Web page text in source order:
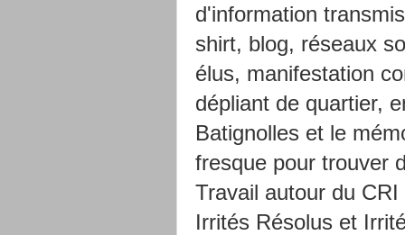
d'information
shirt, blog, réseaux
élus, manifestation
dépliant de quartier,
Batignolles et le
fresque pour trouver
Travail autour du
Irrités Résolus et